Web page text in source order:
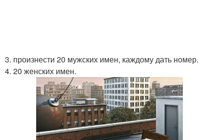
3. произнести 20 мужских имен, каждому дать номер.
4. 20 женских имен.